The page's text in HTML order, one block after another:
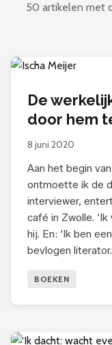
BOEKEN
VERDIEPING
50 artikelen met
De
door hem
8 juni 2020
Aan het begin
ontmoette ik de
interviewer,
café in Zwolle.
hij. En: ‘Ik ben
bevlogen
BOEKEN